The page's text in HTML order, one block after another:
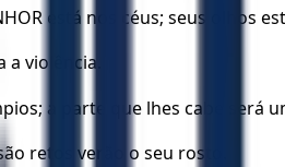
está nos céus; seus olhos
a violência.
a parte que lhes cabe será
retos verão o seu rosto.